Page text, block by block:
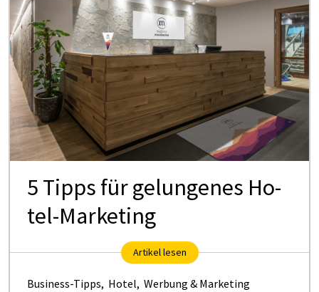
5 Tipps für ge­lun­ge­nes Ho­
tel-Mar­ke­ting
Artikel lesen
Business-Tipps, Hotel, Werbung & Marketing